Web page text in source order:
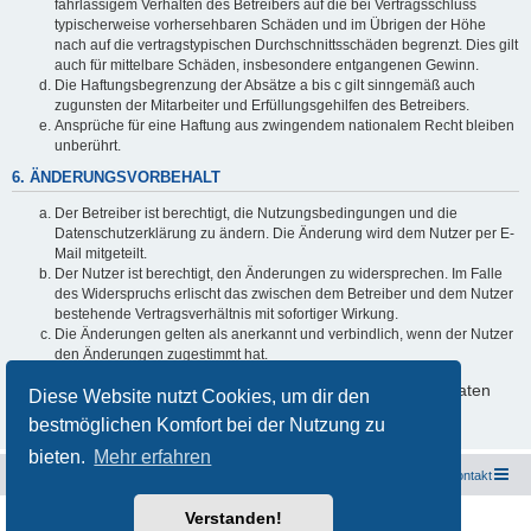
Diese Website nutzt Cookies, um dir den
bestmöglichen Komfort bei der Nutzung zu
bieten. Mehr erfahren
Verstanden!
fahrlässigem Verhalten des Betreibers auf die bei Vertragsschluss
typischerweise vorhersehbaren Schäden und im Übrigen der Höhe
nach auf die vertragstypischen Durchschnittsschäden begrenzt. Dies gilt
auch für mittelbare Schäden, insbesondere entgangenen Gewinn.
Die Haftungsbegrenzung der Absätze a bis c gilt sinngemäß auch
zugunsten der Mitarbeiter und Erfüllungsgehilfen des Betreibers.
Ansprüche für eine Haftung aus zwingendem nationalem Recht bleiben
unberührt.
6. ÄNDERUNGSVORBEHALT
Der Betreiber ist berechtigt, die Nutzungsbedingungen und die
Datenschutzerklärung zu ändern. Die Änderung wird dem Nutzer per E-
Mail mitgeteilt.
Der Nutzer ist berechtigt, den Änderungen zu widersprechen. Im Falle
des Widerspruchs erlischt das zwischen dem Betreiber und dem Nutzer
bestehende Vertragsverhältnis mit sofortiger Wirkung.
Die Änderungen gelten als anerkannt und verbindlich, wenn der Nutzer
den Änderungen zugestimmt hat.
Informationen über den Umgang mit deinen persönlichen Daten
sind in der Datenschutzerklärung enthalten.
Kontakt
phpBB® Forum Software © phpBB Limited